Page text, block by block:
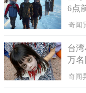
6点
奇闻
台
万
奇闻